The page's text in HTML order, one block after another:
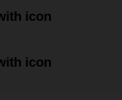
icon
icon